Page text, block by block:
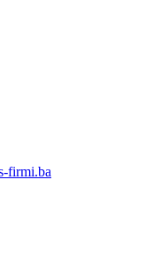
firmi.ba